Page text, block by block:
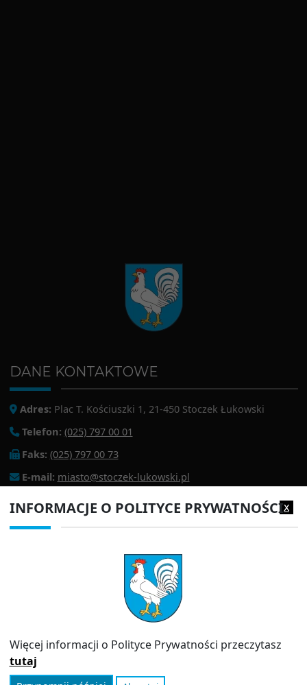
DANE KONTAKTOWE
Adres: Plac T. Kościuszki 1, 21-450 Stoczek Łukowski
Telefon: (025) 797 00 01
Faks: (025) 797 00 73
E-mail: miasto@stoczek-lukowski.pl
PRZYDATNE LINKI
Polityka prywatności
Informator
x
INFORMACJE O POLITYCE PRYWATNOŚCI
Więcej informacji o Polityce Prywatności przeczytasz
tutaj